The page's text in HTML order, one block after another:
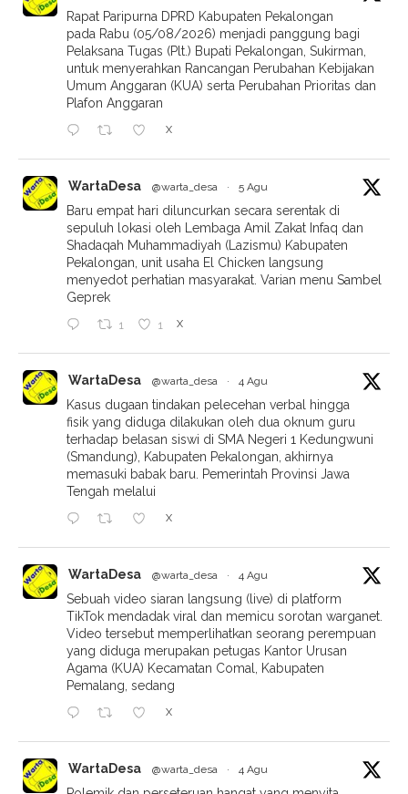
Rapat Paripurna DPRD Kabupaten Pekalongan
pada Rabu (05/08/2026) menjadi panggung bagi
Pelaksana Tugas (Plt.) Bupati Pekalongan, Sukirman,
untuk menyerahkan Rancangan Perubahan Kebijakan
Umum Anggaran (KUA) serta Perubahan Prioritas dan
Plafon Anggaran
X
WartaDesa @warta_desa · 5 Agu
Baru empat hari diluncurkan secara serentak di
sepuluh lokasi oleh Lembaga Amil Zakat Infaq dan
Shadaqah Muhammadiyah (Lazismu) Kabupaten
Pekalongan, unit usaha El Chicken langsung
menyedot perhatian masyarakat. Varian menu Sambel
Geprek
1 1 X
WartaDesa @warta_desa · 4 Agu
Kasus dugaan tindakan pelecehan verbal hingga
fisik yang diduga dilakukan oleh dua oknum guru
terhadap belasan siswi di SMA Negeri 1 Kedungwuni
(Smandung), Kabupaten Pekalongan, akhirnya
memasuki babak baru. Pemerintah Provinsi Jawa
Tengah melalui
X
WartaDesa @warta_desa · 4 Agu
Sebuah video siaran langsung (live) di platform
TikTok mendadak viral dan memicu sorotan warganet.
Video tersebut memperlihatkan seorang perempuan
yang diduga merupakan petugas Kantor Urusan
Agama (KUA) Kecamatan Comal, Kabupaten
Pemalang, sedang
X
WartaDesa @warta_desa · 4 Agu